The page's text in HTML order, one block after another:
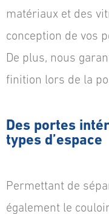
matériaux et des
conception de vos
De plus, nous
finition lors de la
Des portes
types d’espace
Permettant de
également le